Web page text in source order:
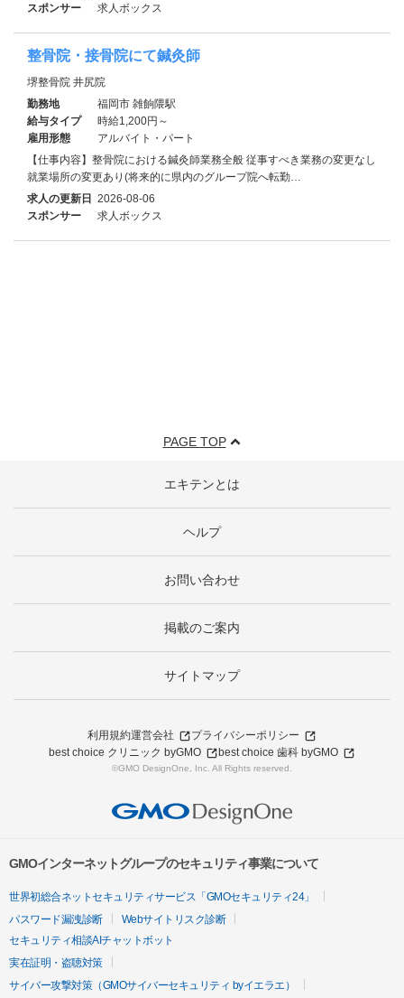
スポンサー
求人ボックス
整骨院・接骨院にて鍼灸師
堺整骨院 井尻院
勤務地
福岡市 雑餉隈駅
給与タイプ
時給1,200円～
雇用形態
アルバイト・パート
【仕事内容】整骨院における鍼灸師業務全般 従事すべき業務の変更なし
就業場所の変更あり(将来的に県内のグループ院へ転勤…
求人の更新日 2026-08-06
スポンサー
求人ボックス
PAGE TOP
エキテンとは
ヘルプ
お問い合わせ
掲載のご案内
サイトマップ
利用規約運営会社
プライバシーポリシー
best choice クリニック byGMO
best choice 歯科 byGMO
©GMO DesignOne, Inc. All Rights reserved.
GMOインターネットグループのセキュリティ事業について
世界初総合ネットセキュリティサービス「GMOセキュリティ24」
パスワード漏洩診断
Webサイトリスク診断
セキュリティ相談AIチャットボット
実在証明・盗聴対策
サイバー攻撃対策（GMOサイバーセキュリティ byイエラエ）